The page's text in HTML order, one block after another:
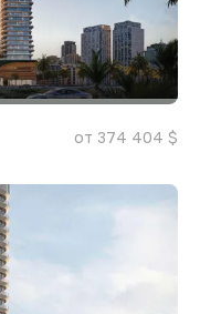
от 374 404 $